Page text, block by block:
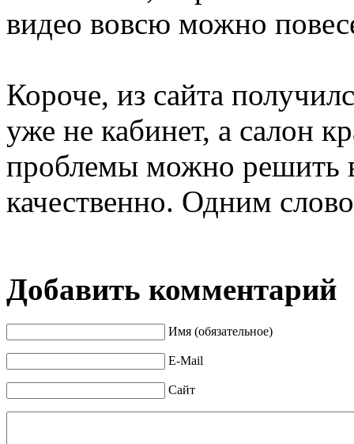
видео вовсю можно
Короче, из сайта
уже не кабинет, а салон
проблемы можно решить
качественно. Одним
Добавить комментарий
Имя (обязательное)
E-Mail
Сайт